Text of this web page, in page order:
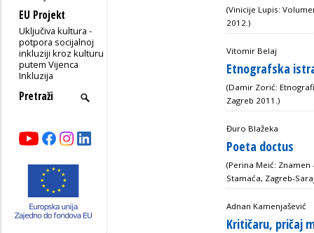
EU Projekt
Uključiva kultura -
potpora socijalnoj
inkluziji kroz kulturu
putem Vijenca
Inkluzija
(Vinicije Lupis:
2012.)
Vitomir Belaj
Etnografska
(Damir Zorić:
Zagreb 2011.)
Đuro Blažeka
Poeta doctus
(Perina Meić:
Stamaća, Zagreb-
Adnan Kamenjašević
Kritičaru, pričaj